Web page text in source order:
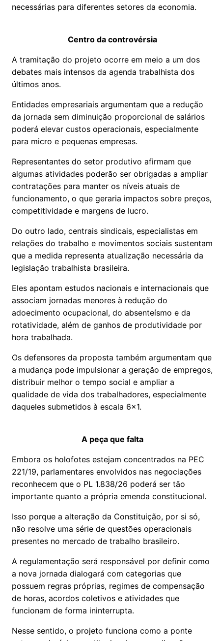
necessárias para diferentes setores da economia.
Centro da controvérsia
A tramitação do projeto ocorre em meio a um dos
debates mais intensos da agenda trabalhista dos
últimos anos.
Entidades empresariais argumentam que a redução
da jornada sem diminuição proporcional de salários
poderá elevar custos operacionais, especialmente
para micro e pequenas empresas.
Representantes do setor produtivo afirmam que
algumas atividades poderão ser obrigadas a ampliar
contratações para manter os níveis atuais de
funcionamento, o que geraria impactos sobre preços,
competitividade e margens de lucro.
Do outro lado, centrais sindicais, especialistas em
relações do trabalho e movimentos sociais sustentam
que a medida representa atualização necessária da
legislação trabalhista brasileira.
Eles apontam estudos nacionais e internacionais que
associam jornadas menores à redução do
adoecimento ocupacional, do absenteísmo e da
rotatividade, além de ganhos de produtividade por
hora trabalhada.
Os defensores da proposta também argumentam que
a mudança pode impulsionar a geração de empregos,
distribuir melhor o tempo social e ampliar a
qualidade de vida dos trabalhadores, especialmente
daqueles submetidos à escala 6x1.
A peça que falta
Embora os holofotes estejam concentrados na PEC
221/19, parlamentares envolvidos nas negociações
reconhecem que o PL 1.838/26 poderá ser tão
importante quanto a própria emenda constitucional.
Isso porque a alteração da Constituição, por si só,
não resolve uma série de questões operacionais
presentes no mercado de trabalho brasileiro.
A regulamentação será responsável por definir como
a nova jornada dialogará com categorias que
possuem regras próprias, regimes de compensação
de horas, acordos coletivos e atividades que
funcionam de forma ininterrupta.
Nesse sentido, o projeto funciona como a ponte